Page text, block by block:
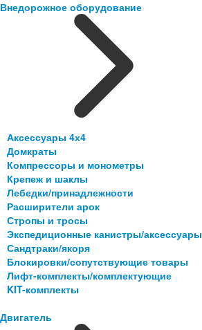
Внедорожное оборудование
Аксессуары 4х4
Домкраты
Компрессоры и монометры
Крепеж и шаклы
Лебедки/принадлежности
Расширители арок
Стропы и тросы
Экспедиционные канистры/аксессуары
Сандтраки/якоря
Блокировки/сопутствующие товары
Лифт-комплекты/комплектующие
KIT-комплекты
Двигатель